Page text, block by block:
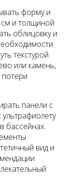
форму и
и толщиной
облицовку и
текстурой
или камень,
панели с
бассейнах.
вид и